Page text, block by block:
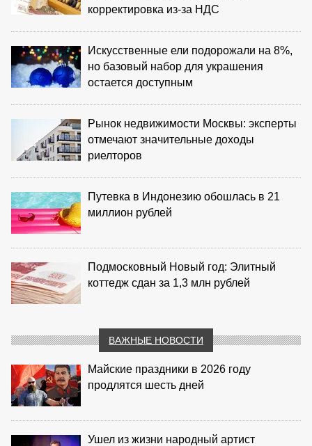
корректировка из‑за НДС
Искусственные ели подорожали на 8%,
но базовый набор для украшения
остается доступным
Рынок недвижимости Москвы: эксперты
отмечают значительные доходы
риелторов
Путевка в Индонезию обошлась в 21
миллион рублей
Подмосковный Новый год: Элитный
коттедж сдан за 1,3 млн рублей
ВАЖНЫЕ НОВОСТИ
Майские праздники в 2026 году
продлятся шесть дней
Ушел из жизни народный артист